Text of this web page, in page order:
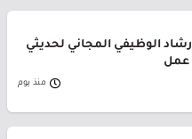
الوظيفي المجاني لحديثي
عمل
منذ يوم